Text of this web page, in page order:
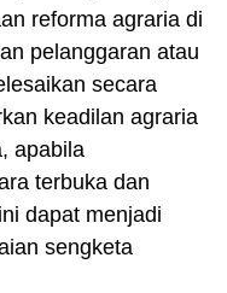
reforma agraria di
pelanggaran atau
secara
keadilan agraria
apabila
terbuka dan
dapat menjadi
sengketa